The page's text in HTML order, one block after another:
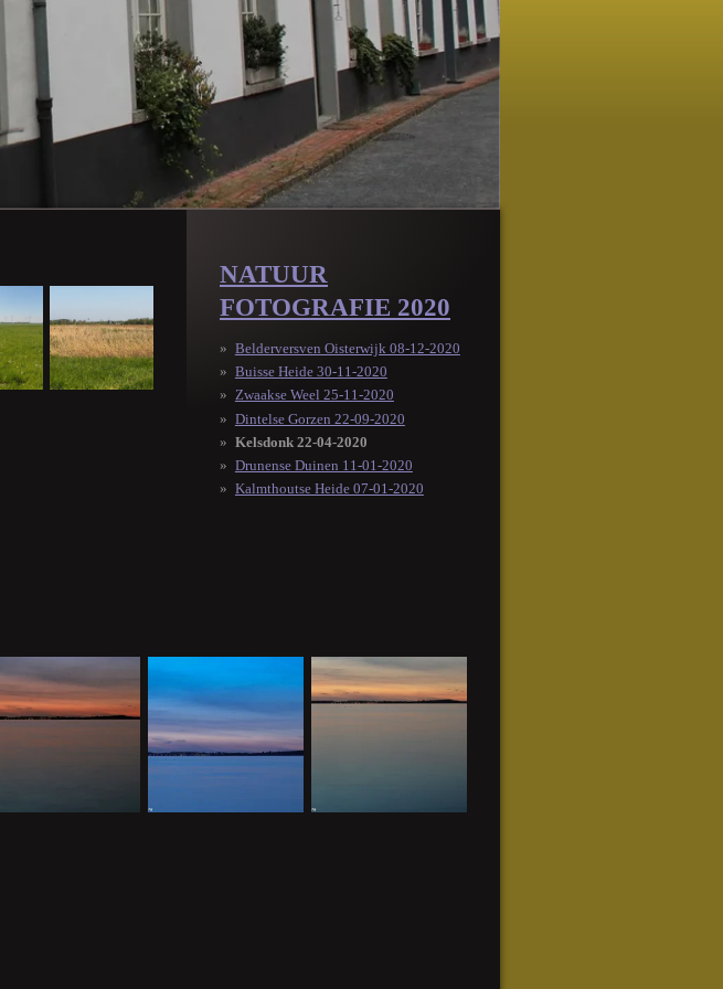
NATUUR
FOTOGRAFIE 2020
Belderversven Oisterwijk 08-12-2020
Buisse Heide 30-11-2020
Zwaakse Weel 25-11-2020
Dintelse Gorzen 22-09-2020
Kelsdonk 22-04-2020
Drunense Duinen 11-01-2020
Kalmthoutse Heide 07-01-2020